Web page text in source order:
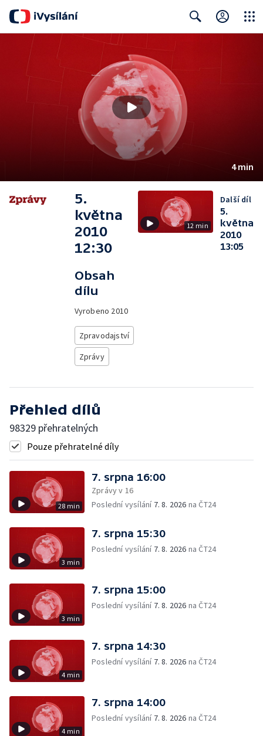
4 min
5.
května
2010
12:30
Obsah
dílu
Vyrobeno 2010
Zpravodajství
Zprávy
12 min
Další díl
5.
května
2010
13:05
Přehled dílů
98329 přehratelných
Pouze přehratelné díly
28 min
7. srpna 16:00
Zprávy v 16
Poslední vysílání 7. 8. 2026 na ČT24
3 min
7. srpna 15:30
Poslední vysílání 7. 8. 2026 na ČT24
3 min
7. srpna 15:00
Poslední vysílání 7. 8. 2026 na ČT24
4 min
7. srpna 14:30
Poslední vysílání 7. 8. 2026 na ČT24
4 min
7. srpna 14:00
Poslední vysílání 7. 8. 2026 na ČT24